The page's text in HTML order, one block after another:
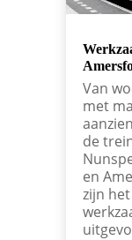
Van
met
de
en
zijn